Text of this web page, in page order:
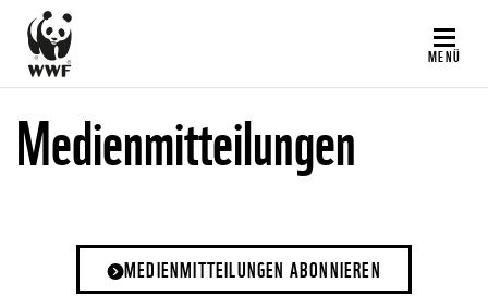
Direkt
zum
Inhalt
MENÜ
Medienmitteilungen
MEDIENMITTEILUNGEN ABONNIEREN